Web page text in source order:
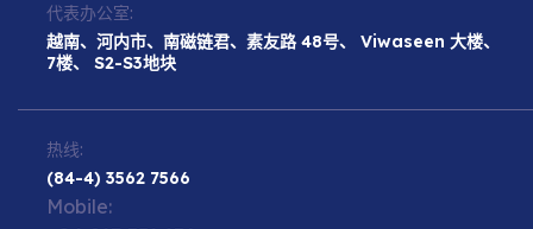
代表办公室:
越南、河内市、南磁链君、素友路 48号、 Viwaseen 大楼、
7楼、 S2-S3地块
热线:
(84-4) 3562 7566
Mobile: